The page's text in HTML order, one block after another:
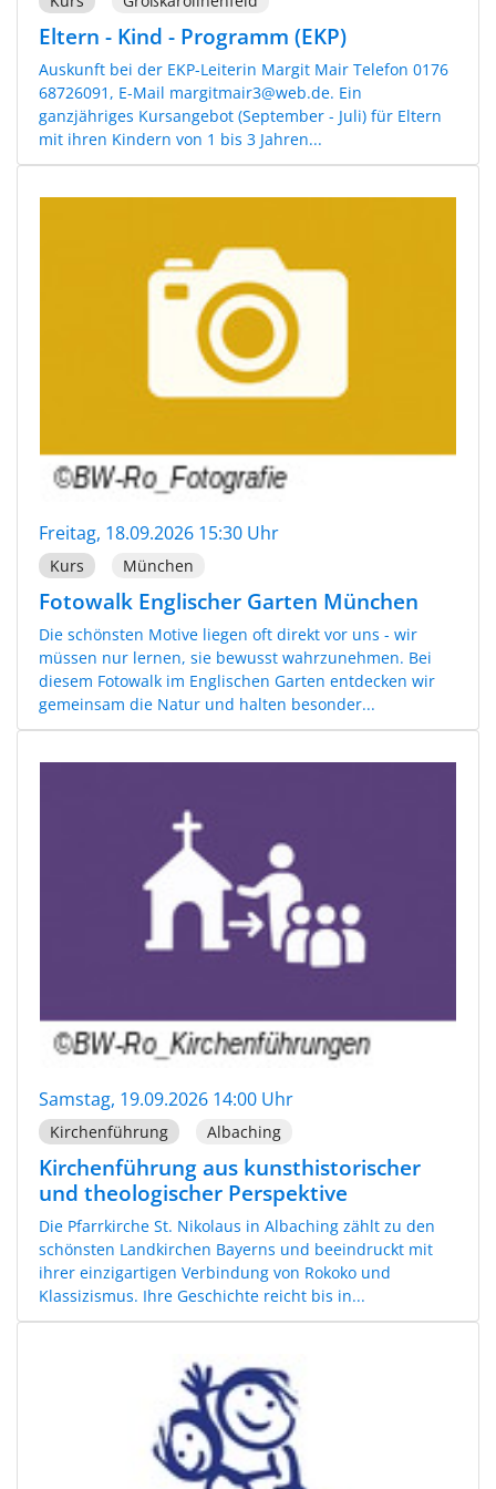
Eltern - Kind - Programm (EKP)
Auskunft bei der EKP-Leiterin Margit Mair Telefon 0176
68726091, E-Mail margitmair3@web.de. Ein
ganzjähriges Kursangebot (September - Juli) für Eltern
mit ihren Kindern von 1 bis 3 Jahren...
Freitag, 18.09.2026 15:30 Uhr
Kurs München
Fotowalk Englischer Garten München
Die schönsten Motive liegen oft direkt vor uns - wir
müssen nur lernen, sie bewusst wahrzunehmen. Bei
diesem Fotowalk im Englischen Garten entdecken wir
gemeinsam die Natur und halten besonder...
Samstag, 19.09.2026 14:00 Uhr
Kirchenführung Albaching
Kirchenführung aus kunsthistorischer
und theologischer Perspektive
Die Pfarrkirche St. Nikolaus in Albaching zählt zu den
schönsten Landkirchen Bayerns und beeindruckt mit
ihrer einzigartigen Verbindung von Rokoko und
Klassizismus. Ihre Geschichte reicht bis in...